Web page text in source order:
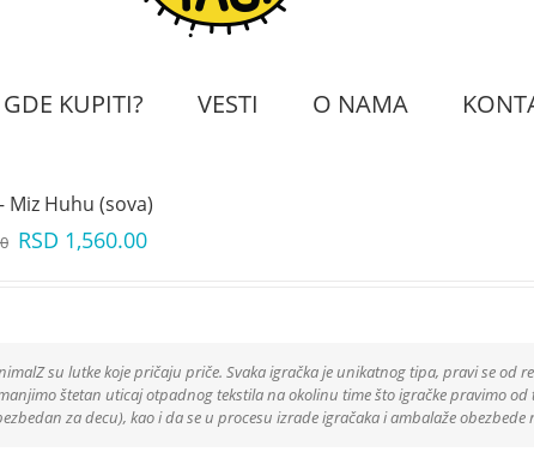
GDE KUPITI? VESTI O NAMA
Miz Huhu (sova)
RSD 1,560.00
su lutke koje pričaju priče. Svaka igračka je unikatnog tipa, pravi se od
štetan uticaj otpadnog tekstila na okolinu time što igračke pravimo od
za decu), kao i da se u procesu izrade igračaka i ambalaže